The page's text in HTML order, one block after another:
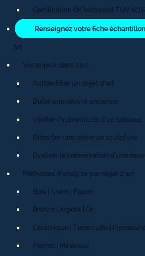
Certification OK biobased TÜV
Renseignez votre fiche
Art
Vos enjeux dans l’art
Authentifier un objet d’art
Dater une œuvre ancienne
Vérifier l’authenticité d’un tableau
Détecter une copie de sculpture
Évaluer la conservation d’une
Méthodes d’analyse par objet d’art
Bois | Ivoire | Papier
Bronze | Argent | Or
Céramique | Terre cuite |
Pierres | Minéraux